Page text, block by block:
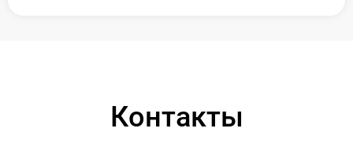
Контакты